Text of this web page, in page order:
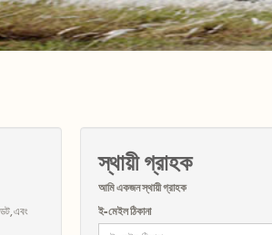
এবং
স্থায়ী গ্রাহক
আমি একজন স্থায়ী গ্রাহক
ই-মেইল ঠিকানা